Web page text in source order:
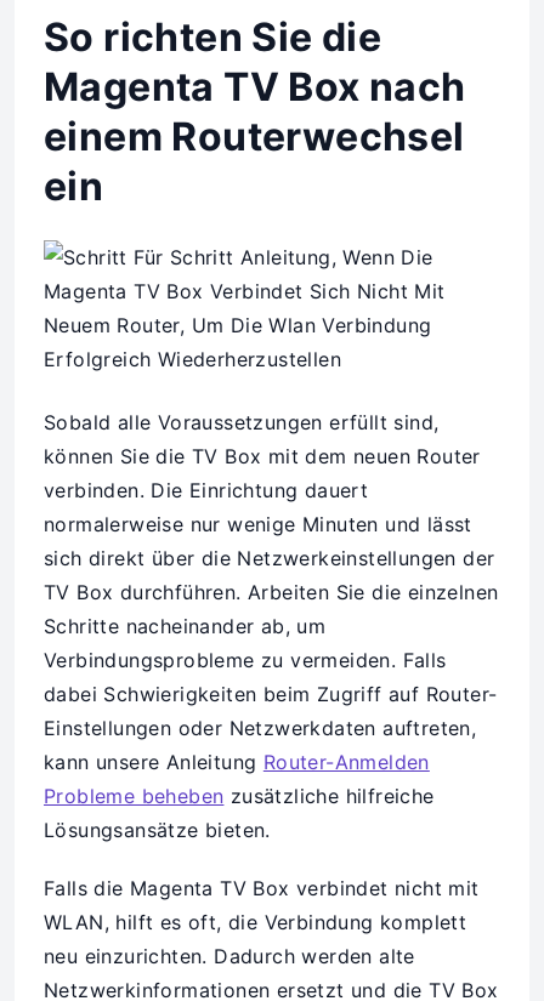
So richten Sie die
Magenta TV Box nach
einem Routerwechsel
ein
Sobald alle Voraussetzungen erfüllt sind,
können Sie die TV Box mit dem neuen Router
verbinden. Die Einrichtung dauert
normalerweise nur wenige Minuten und lässt
sich direkt über die Netzwerkeinstellungen der
TV Box durchführen. Arbeiten Sie die einzelnen
Schritte nacheinander ab, um
Verbindungsprobleme zu vermeiden. Falls
dabei Schwierigkeiten beim Zugriff auf Router-
Einstellungen oder Netzwerkdaten auftreten,
kann unsere Anleitung Router-Anmelden
Probleme beheben zusätzliche hilfreiche
Lösungsansätze bieten.
Falls die Magenta TV Box verbindet nicht mit
WLAN, hilft es oft, die Verbindung komplett
neu einzurichten. Dadurch werden alte
Netzwerkinformationen ersetzt und die TV Box